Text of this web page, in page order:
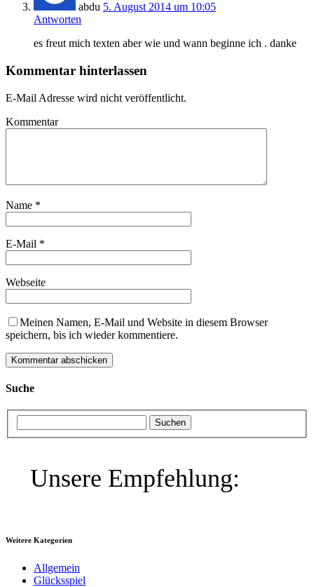
abdu 5. August 2014 um 10:05
Antworten
es freut mich texten aber wie und wann beginne ich . danke
Kommentar hinterlassen
E-Mail Adresse wird nicht veröffentlicht.
Kommentar
Name *
E-Mail *
Webseite
Meinen Namen, E-Mail und Website in diesem Browser
speichern, bis ich wieder kommentiere.
Suche
Unsere Empfehlung:
Weitere Kategorien
Allgemein
Glücksspiel